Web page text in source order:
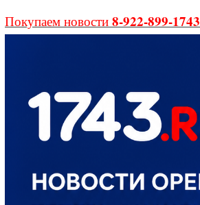
Покупаем новости 8-922-899-1743